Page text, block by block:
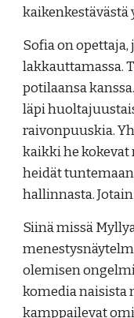
kaikenkestävästä
Sofia on
lakkauttamassa.
potilaansa
läpi
raivonpuuskia.
kaikki he
heidät
hallinnasta.
Siinä missä
olemisen
komedia naisista
kamppailevat